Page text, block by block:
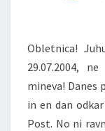
Obletnica!
29.07.2004,
mineva!
in en dan
Post. No ni